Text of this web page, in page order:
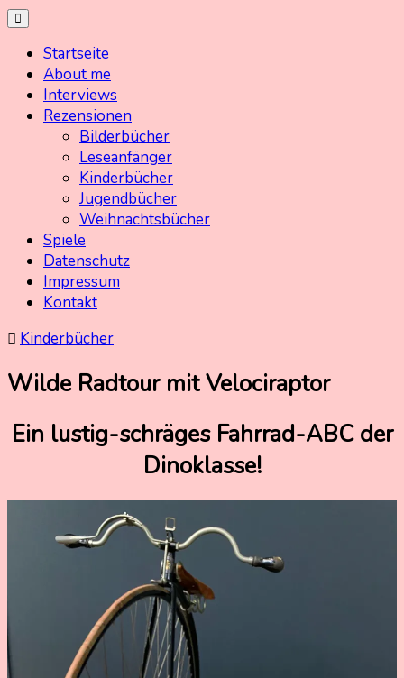
Skip
content
Kinderbuchschatz.de
Kinderbücher mit Herz
Startseite
About me
Interviews
Rezensionen
Bilderbücher
Leseanfänger
Kinderbücher
Jugendbücher
Weihnachtsbücher
Spiele
Datenschutz
Impressum
Kontakt
Kinderbücher
Wilde Radtour mit Velociraptor
Ein lustig-schräges Fahrrad-ABC der
Dinoklasse!